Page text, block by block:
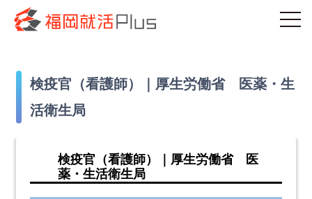
検疫官（看護師）｜厚生労働省 医薬・生
活衛生局
検疫官（看護師）｜厚生労働省 医
薬・生活衛生局